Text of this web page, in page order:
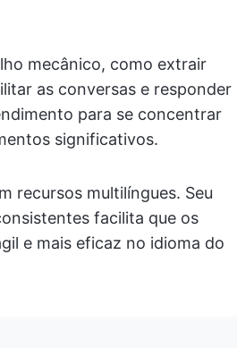
mecânico, como extrair
as conversas e responder
para se concentrar
significativos.
recursos multilíngues. Seu
facilita que os
e mais eficaz no idioma do